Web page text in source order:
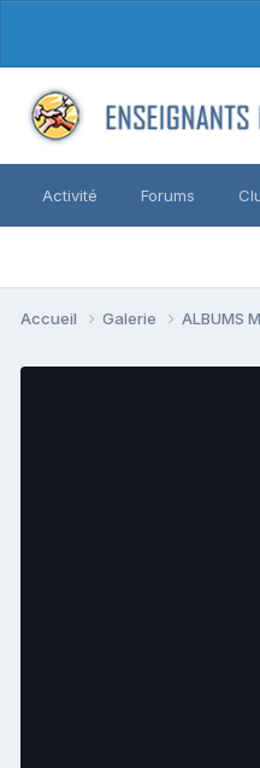
Activité Forums
Accueil Galerie ALBUMS